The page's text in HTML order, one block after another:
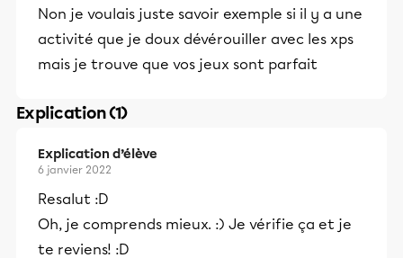
Non je voulais juste savoir exemple si il y a une
activité que je doux dévérouiller avec les xps
mais je trouve que vos jeux sont parfait
Explication (1)
Explication d’élève
6 janvier 2022
Resalut :D
Oh, je comprends mieux. :) Je vérifie ça et je
te reviens! :D